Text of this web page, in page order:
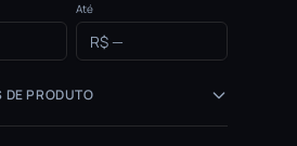
Até
DE PRODUTO